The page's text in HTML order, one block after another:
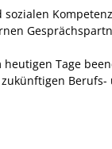
Kompetenz
Tage
Berufs-